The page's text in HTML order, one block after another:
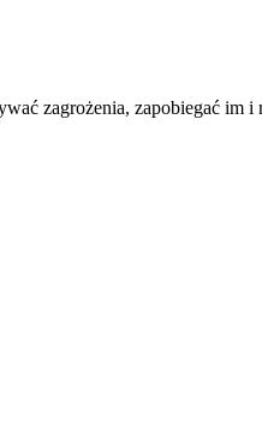
zagrożenia, zapobiegać im i